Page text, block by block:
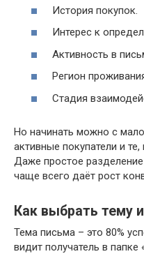
История покупок.
Интерес к
Активность в
Регион
Стадия
Но начинать можно с
активные покупатели и
Даже простое
чаще всего даёт рост
Как выбрать тему
Тема письма – это 80%
видит получатель в